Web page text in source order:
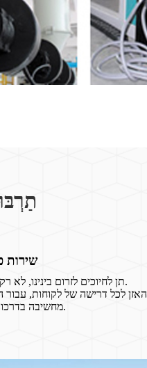
שירות
תן לחיוכים לזרום בינינו, לא רק עמיתים, אלא גם לקוחות.
האזן לכל דרישה של לקוחות, עבור
מחשיבה בדרכו של הלקוח.